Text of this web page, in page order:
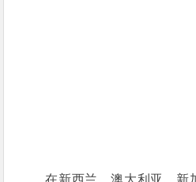
在新西兰、澳大利亚、新